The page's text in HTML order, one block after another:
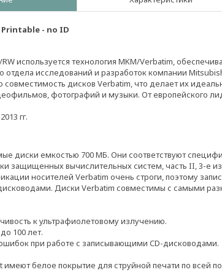
Printable - no ID
используется технология MKM/Verbatim,
отдела исследований и разработок компании
совместимость дисков Verbatim, что делает их
фотографий и музыки. От европейского
гг.
диски емкостью 700 МБ. Они соответствуют
защищенных вычислительных систем, часть II, 3-е
носителей Verbatim очень строги, поэтому
Диски Verbatim совместимы с самыми
к ультрафиолетовому излучению.
100 лет.
при работе с записывающими CD-дисководами.
белое покрытие для струйной печати по всей